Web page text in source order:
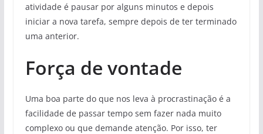
atividade é pausar por alguns minutos e depois
iniciar a nova tarefa, sempre depois de ter terminado
uma anterior.
Força de vontade
Uma boa parte do que nos leva à procrastinação é a
facilidade de passar tempo sem fazer nada muito
complexo ou que demande atenção. Por isso, ter